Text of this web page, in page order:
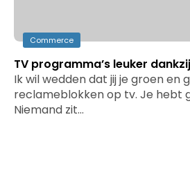
Commerce
TV programma’s leuker
Ik wil wedden dat jij je groen en
reclameblokken op tv. Je hebt
Niemand zit…